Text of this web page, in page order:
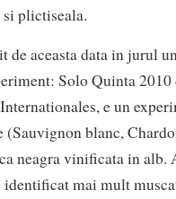
si plictiseala.
de aceasta data in jurul
Solo Quinta 2010
e un
blanc,
neagra vinificata in alb.
identificat mai mult